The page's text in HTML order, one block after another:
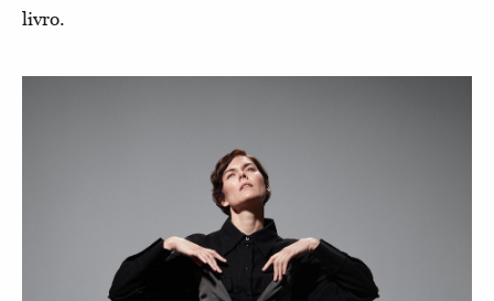
livro.